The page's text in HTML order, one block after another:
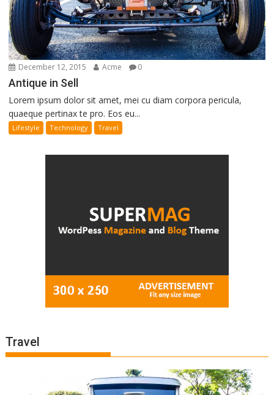
December 12, 2015 Acme 0
Antique in Sell
Lorem ipsum dolor sit amet, mei cu diam corpora pericula,
quaeque pertinax te pro. Eos eu...
Lifestyle Technology Travel
Travel